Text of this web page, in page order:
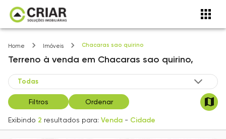
Home Imóveis Chacaras sao quirino
Terreno à venda em Chacaras sao quirino,
Filtros Ordenar
Exibindo 2 resultados para: Venda - Cidade